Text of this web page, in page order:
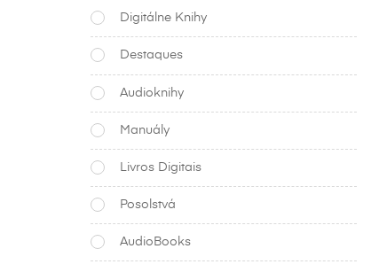
Digitálne Knihy
Destaques
Audioknihy
Manuály
Livros Digitais
Posolstvá
AudioBooks